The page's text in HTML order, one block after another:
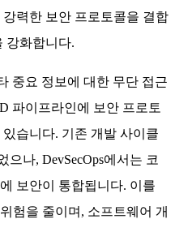
력한 보안 프로토콜을 결합
강화합니다.
중요 정보에 대한 무단 접근
파이프라인에 보안 프로토
습니다. 기존 개발 사이클
나, DevSecOps에서는 코
보안이 통합됩니다. 이를
험을 줄이며, 소프트웨어 개